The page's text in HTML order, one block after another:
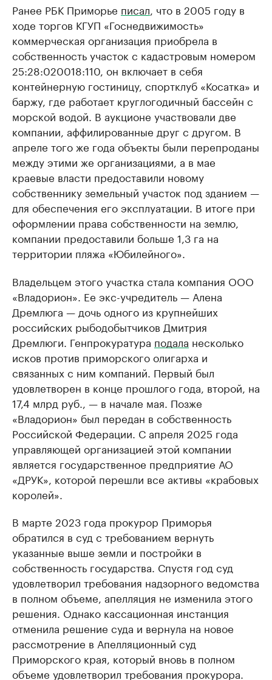
Ранее РБК Приморье писал , что в 2005 году в
ходе торгов КГУП «Госнедвижимость»
коммерческая организация приобрела в
собственность участок с кадастровым номером
25:28:020018:110, он включает в себя
контейнерную гостиницу, спортклуб «Косатка» и
баржу, где работает круглогодичный бассейн с
морской водой. В аукционе участвовали две
компании, аффилированные друг с другом. В
апреле того же года объекты были перепроданы
между этими же организациями, а в мае
краевые власти предоставили новому
собственнику земельный участок под зданием —
для обеспечения его эксплуатации. В итоге при
оформлении права собственности на землю,
компании предоставили больше 1,3 га на
территории пляжа «Юбилейного».
Владельцем этого участка стала компания ООО
«Владорион». Ее экс-учредитель — Алена
Дремлюга — дочь одного из крупнейших
российских рыбодобытчиков Дмитрия
Дремлюги. Генпрокуратура подала несколько
исков против приморского олигарха и
связанных с ним компаний. Первый был
удовлетворен в конце прошлого года, второй, на
17,4 млрд руб., — в начале мая. Позже
«Владорион» был передан в собственность
Российской Федерации. С апреля 2025 года
управляющей организацией этой компании
является государственное предприятие АО
«ДРУК», которой перешли все активы «крабовых
королей».
В марте 2023 года прокурор Приморья
обратился в суд с требованием вернуть
указанные выше земли и постройки в
собственность государства. Спустя год суд
удовлетворил требования надзорного ведомства
в полном объеме, апелляция не изменила этого
решения. Однако кассационная инстанция
отменила решение суда и вернула на новое
рассмотрение в Апелляционный суд
Приморского края, который вновь в полном
объеме удовлетворил требования прокурора.